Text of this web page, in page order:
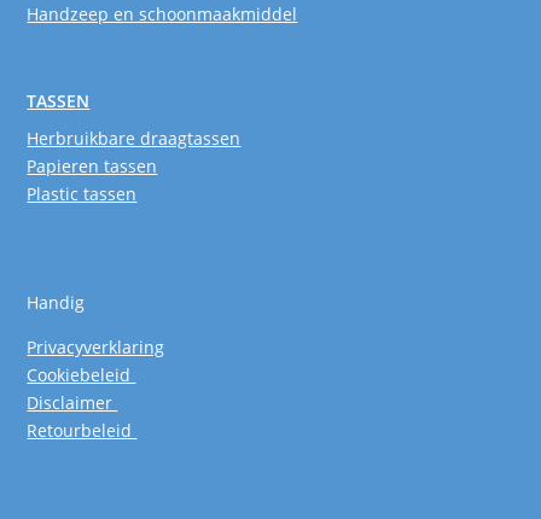
Handzeep en schoonmaakmiddel
TASSEN
Herbruikbare draagtassen
Papieren tassen
Plastic tassen
Handig
Privacyverklaring
Cookiebeleid
Disclaimer
Retourbeleid